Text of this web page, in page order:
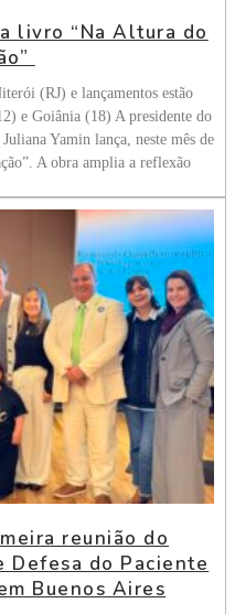
livro “Na Altura do
(RJ) e lançamentos estão
e Goiânia (18) A presidente do
Yamin lança, neste mês de
A obra amplia a reflexão
reunião do
Defesa do Paciente
Buenos Aires